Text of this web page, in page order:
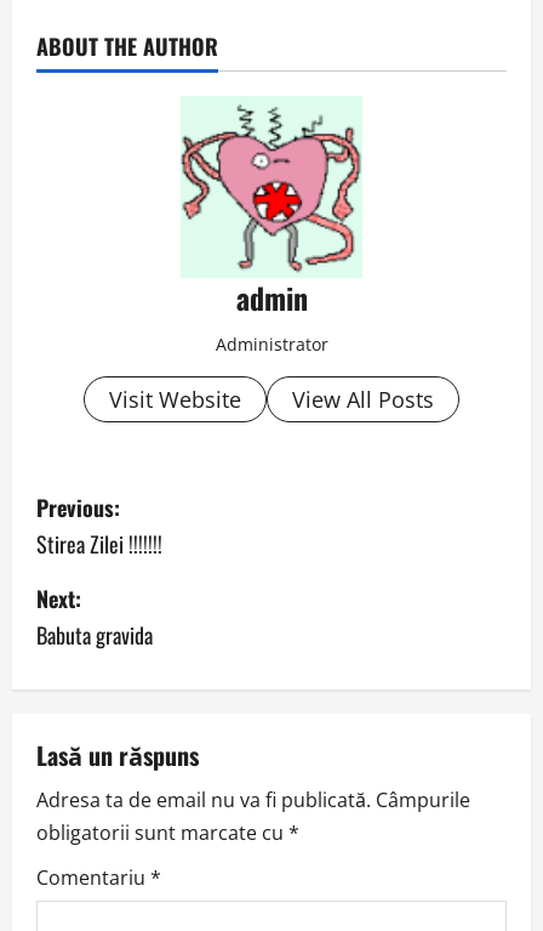
ABOUT THE AUTHOR
admin
Administrator
Visit Website View All Posts
P
o
s
t
n
a
v
i
g
Previous:
Stirea Zilei !!!!!!!
Next:
Babuta gravida
Lasă un răspuns
Adresa ta de email nu va fi publicată. Câmpurile
obligatorii sunt marcate cu *
Comentariu *